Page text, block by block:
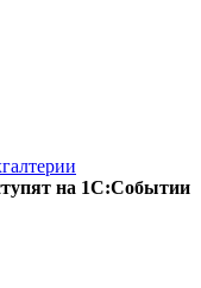
на 1С:Событии